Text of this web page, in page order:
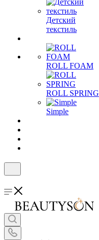
Детский
текстиль
ROLL FOAM
ROLL SPRING
Simple